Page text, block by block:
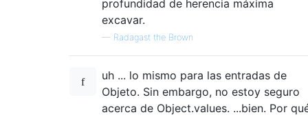
profundidad de herencia máxima
excavar.
— Radagast the Brown
uh ... lo mismo para las entradas de
Objeto. Sin embargo, no estoy seguro
acerca de Object.values. ...bien. Por